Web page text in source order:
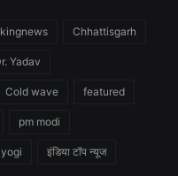
Chhattisgarh
Yadav
Cold wave featured
pm modi
yogi इंडिया टॉप न्यूज